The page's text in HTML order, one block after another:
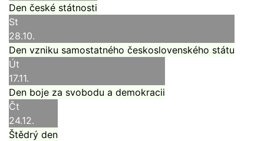
Den české státnosti
St
28.10.
Den vzniku samostatného československého státu
Út
17.11.
Den boje za svobodu a demokracii
Čt
24.12.
Štědrý den